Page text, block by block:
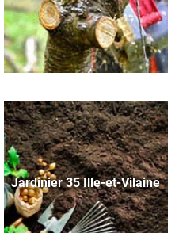
Jardinier 35 Ille-et-Vilaine